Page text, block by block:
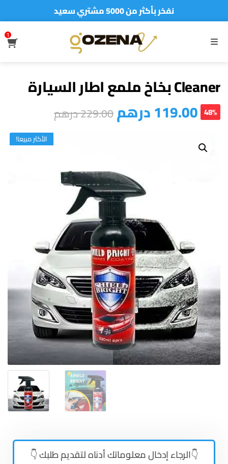
نفخر بأكثر من 5000 مشتري سعيد
MENU
1
Cleaner بخاخ ملمع اطار السيارة
119.00درهم229.00درهم 48%
الأكثر مبيعا!
👇الرجاء إدخال معلوماتك أدناه لتقديم طلبك 👇